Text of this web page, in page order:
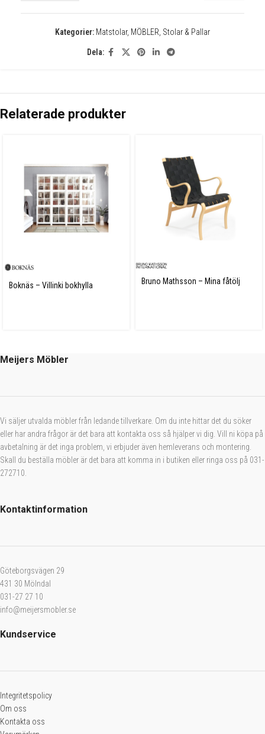
Kategorier: Matstolar, MÖBLER Stolar & Pallar
Dela:
Relaterade produkter
Boknäs – Villinki bokhylla Bruno Mathsson – Mina fåtölj
Meijers Möbler
Vi säljer utvalda möbler från ledande tillverkare. Om du inte hittar det du söker
eller har andra frågor är det bara att kontakta oss så hjälper vi dig. Vill ni köpa på
avbetalning är det inga problem, vi erbjuder även hemleverans och montering.
Skall du beställa möbler är det bara att komma in i butiken eller ringa oss på 031-
272710.
Kontaktinformation
Göteborgsvägen 29
431 30 Mölndal
031-27 27 10
info@meijersmobler.se
Kundservice
Integritetspolicy
Om oss
Kontakta oss